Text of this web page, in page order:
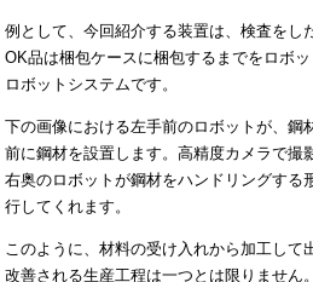
例として、今回紹介する装置は、検査をし
OK品は梱包ケースに梱包するまでをロボ
ロボットシステムです。
下の画像における左手前のロボットが、鋼
前に鋼材を設置します。高精度カメラで撮
右奥のロボットが鋼材をハンドリングする
行してくれます。
このように、材料の受け入れから加工して
改善される生産工程は一つとは限りません。